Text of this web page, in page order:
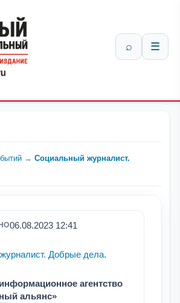
⌕ ☰
→ Социальный журналист.
06.08.2023 12:41
Добрые дела.
агентство
альянс»